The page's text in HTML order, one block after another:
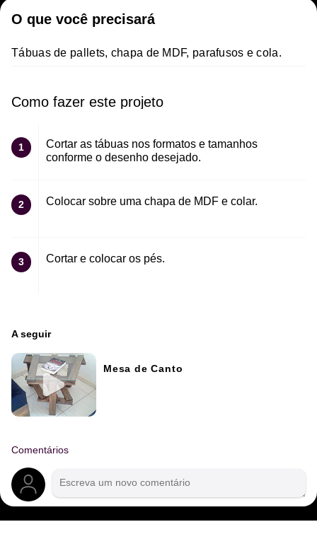
O que você precisará
Tábuas de pallets, chapa de MDF, parafusos e cola.
Como fazer este projeto
1
Cortar as tábuas nos formatos e tamanhos
conforme o desenho desejado.
2 Colocar sobre uma chapa de MDF e colar.
3 Cortar e colocar os pés.
A seguir
Mesa de Canto
Comentários